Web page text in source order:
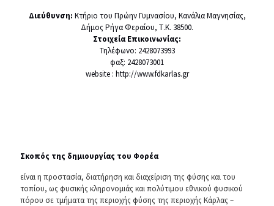
Διεύθυνση: Κτήριο του Πρώην Γυμνασίου, Κανάλια Μαγνησίας,
Δήμος Ρήγα Φεραίου, Τ.Κ. 38500.
Στοιχεία Επικοινωνίας:
Τηλέφωνο: 2428073993
φαξ: 2428073001
website : http://www.fdkarlas.gr
Σκοπός της δημιουργίας του Φορέα
είναι η προστασία, διατήρηση και διαχείριση της φύσης και του
τοπίου, ως φυσικής κληρονομιάς και πολύτιμου εθνικού φυσικού
πόρου σε τμήματα της περιοχής φύσης της περιοχής Κάρλας –